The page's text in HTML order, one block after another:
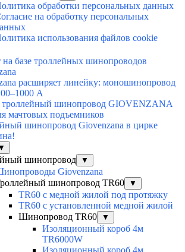
обработки персональных данных
на обработку персональных
использования файлов cookie
на базе троллейных шинопроводов
расширяет линейку: моношинопровод
А
шинопровод GIOVENZANA
мачтовых подъемников
шинопровод Giovenzana в цирке
шинопровод ▼
Giovenzana
шинопровод TR60
▼
TR60 с медной жилой под протяжку
TR60 с установленной медной жилой
Шинопровод TR60
▼
Изоляционный короб 4м
TR6000W